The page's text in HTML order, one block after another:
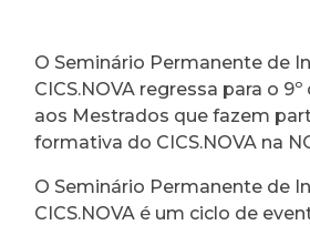
O Seminário Permanente de
CICS.NOVA regressa para o
aos Mestrados que fazem
formativa do CICS.NOVA na
O Seminário Permanente de
CICS.NOVA é um ciclo de